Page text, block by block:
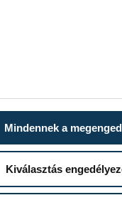
Mindennek a
Kiválasztás
a dolgozók, a
nem került
az
meg kell